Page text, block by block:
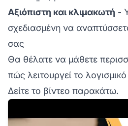
Αξιόπιστη και κλιμακωτή -
σχεδιασμένη να
σας
Θα θέλατε να μάθετε
πώς λειτουργεί το
Δείτε το βίντεο παρακάτω.